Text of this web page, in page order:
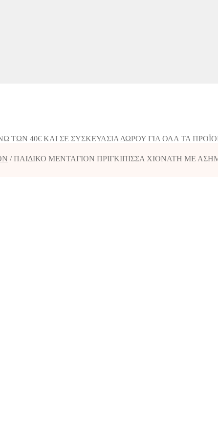
40€ ΚΑΙ ΣΕ ΣΥΣΚΕΥΑΣΙΑ ΔΩΡΟΥ ΓΙΑ ΟΛΑ ΤΑ
/ΠΑΙΔΙΚΟ ΜΕΝΤΑΓΙΟΝ ΠΡΙΓΚΙΠΙΣΣΑ ΧΙΟΝΑΤΗ ΜΕ